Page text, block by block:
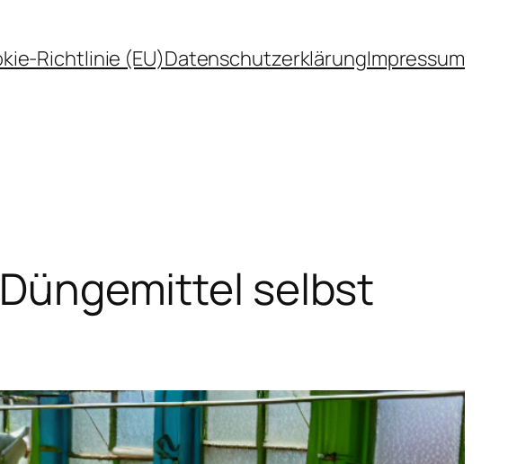
Richtlinie (EU)DatenschutzerklärungImpressum
selbst